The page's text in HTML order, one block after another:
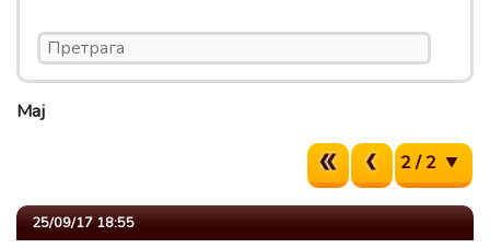
Maj
2 / 2
25/09/17 18:55